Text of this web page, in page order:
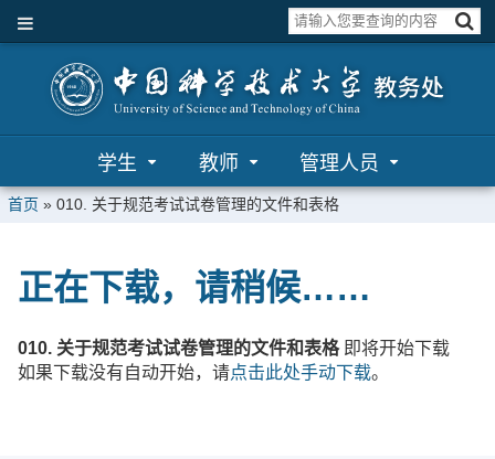
学生 教师 管理人员
首页 » 010. 关于规范考试试卷管理的文件和表格
正在下载，请稍候……
010. 关于规范考试试卷管理的文件和表格即将开始下载
如果下载没有自动开始，请点击此处手动下载。